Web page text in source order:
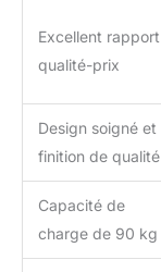
Excellent rapport
qualité-prix
Design soigné et
finition de qualité
Capacité de
charge de 90 kg